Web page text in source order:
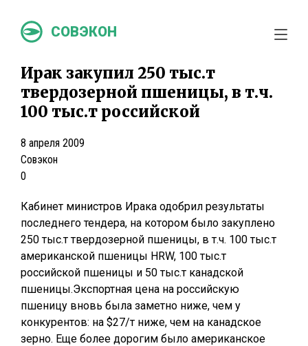
СОВЭКОН
Ирак закупил 250 тыс.т
твердозерной пшеницы, в т.ч.
100 тыс.т российской
8 апреля 2009
Совэкон
0
Кабинет министров Ирака одобрил результаты
последнего тендера, на котором было закуплено
250 тыс.т твердозерной пшеницы, в т.ч. 100 тыс.т
американской пшеницы HRW, 100 тыс.т
российской пшеницы и 50 тыс.т канадской
пшеницы.Экспортная цена на российскую
пшеницу вновь была заметно ниже, чем у
конкурентов: на $27/т ниже, чем на канадское
зерно. Еще более дорогим было американское